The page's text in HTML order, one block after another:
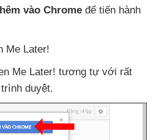
vào Chrome để tiến hành
Me Later!
Me Later! tương tự với rất
duyệt.